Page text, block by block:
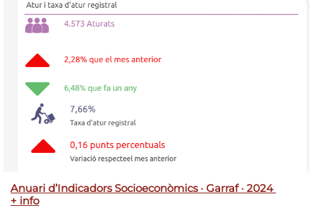
Anuari d’Indicadors Socioeconòmics · Garraf · 2024
+ info